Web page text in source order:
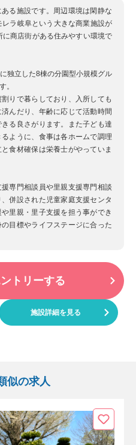
る施設です。周辺環境は閑静な
ラ岐阜という大きな商業施設が
商店街がある住みやすい環境で
独立した8棟の分園型小規模グル
。
りで暮らしており、入所しても
んだり、年齢に応じて活動時間
る良さがります。また子ども達
ように、食事は各ホームで調理
食材確保は栄養士がやっていま
専門相談員や里親支援専門相談
併設された児童家庭支援センタ
里親・里子支援を担う事ができ
目標やライフステージに合った
トリーする
施設詳細を見る
似の求人